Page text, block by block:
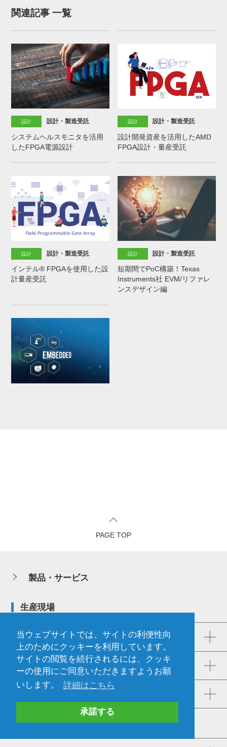
当ウェブサイトでは、サイトの利便性向
上のためにクッキーを利用しています。
サイトの閲覧を続行されるには、クッキ
ーの使用にご同意いただきますようお願
いします。
詳細はこちら
承諾する
関連記事 一覧
設計 設計・製造受託
システムヘルスモニタを活用
したFPGA電源設計
設計 設計・製造受託
設計開発資産を活用したAMD
FPGA設計・量産受託
設計 設計・製造受託
インテル® FPGAを使用した設
計量産受託
設計 設計・製造受託
短期間でPoC構築！Texas
Instruments社 EVM/リファレ
ンスデザイン編
PAGE TOP
製品・サービス
生産現場
人依存の工程を自動化
予知保全・品質改善
設計